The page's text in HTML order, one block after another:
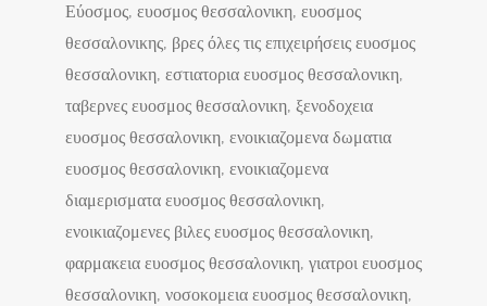
Εύοσμος, ευοσμος θεσσαλονικη, ευοσμος
θεσσαλονικης, βρες όλες τις επιχειρήσεις ευοσμος
θεσσαλονικη, εστιατορια ευοσμος θεσσαλονικη,
ταβερνες ευοσμος θεσσαλονικη, ξενοδοχεια
ευοσμος θεσσαλονικη, ενοικιαζομενα δωματια
ευοσμος θεσσαλονικη, ενοικιαζομενα
διαμερισματα ευοσμος θεσσαλονικη,
ενοικιαζομενες βιλες ευοσμος θεσσαλονικη,
φαρμακεια ευοσμος θεσσαλονικη, γιατροι ευοσμος
θεσσαλονικη, νοσοκομεια ευοσμος θεσσαλονικη,